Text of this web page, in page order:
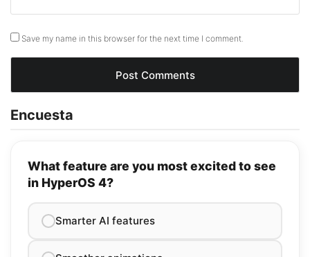
Save my name in this browser for the next time I comment.
Encuesta
What feature are you most excited to see
in HyperOS 4?
Smarter AI features